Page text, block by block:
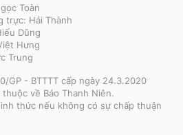
Toàn
trực: Hải Thành
Dũng
Hưng
Trung
GP - BTTTT cấp ngày 24.3.2020
về Báo Thanh Niên.
thức nếu không có sự chấp thuận